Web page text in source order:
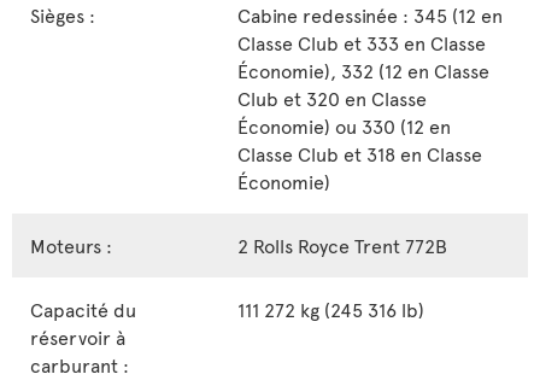
Sièges :
Cabine redessinée : 345 (12 en
Classe Club et 333 en Classe
Économie), 332 (12 en Classe
Club et 320 en Classe
Économie) ou 330 (12 en
Classe Club et 318 en Classe
Économie)
Moteurs : 2 Rolls Royce Trent 772B
Capacité du
réservoir à
carburant :
111 272 kg (245 316 lb)